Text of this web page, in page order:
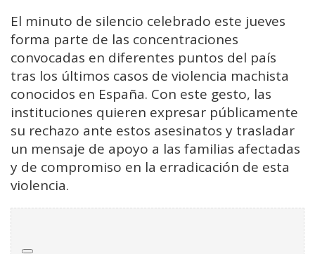
El minuto de silencio celebrado este jueves
forma parte de las concentraciones
convocadas en diferentes puntos del país
tras los últimos casos de violencia machista
conocidos en España. Con este gesto, las
instituciones quieren expresar públicamente
su rechazo ante estos asesinatos y trasladar
un mensaje de apoyo a las familias afectadas
y de compromiso en la erradicación de esta
violencia.